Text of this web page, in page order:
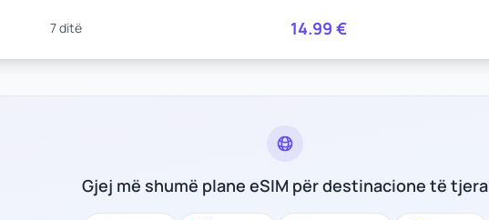
7 ditë 14.99 €
Gjej më shumë plane eSIM për destinacione të tjera